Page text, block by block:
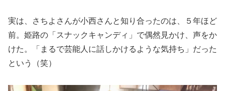
実は、さちよさんが小西さんと知り合ったのは、５年ほど
前。姫路の「スナックキャンディ」で偶然見かけ、声をか
けた。「まるで芸能人に話しかけるような気持ち」だった
という（笑）